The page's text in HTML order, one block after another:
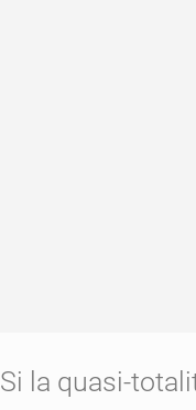
Si la quasi-